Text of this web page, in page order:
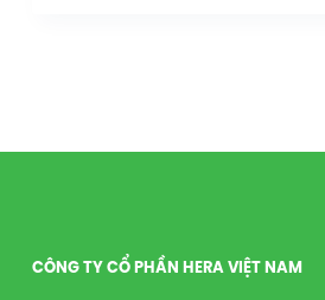
CÔNG TY CỔ PHẦN HERA VIỆT NAM